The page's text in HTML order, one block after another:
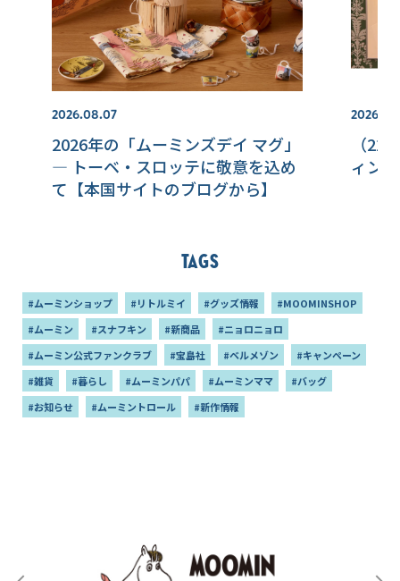
2026.08.07
2026年の「ムーミンズデイ マグ」
― トーベ・スロッテに敬意を込め
て【本国サイトのブログから】
（
ィン
Tags
#ムーミンショップ #リトルミイ #グッズ情報
#MOOMINSHOP
#ムーミン
#スナフキン #新商品
#ニョロニョロ
#ムーミン公式ファンクラブ
#宝島社 #ベルメゾン
#キャンペーン
#雑貨
#暮らし #ムーミンパパ #ムーミンママ
#バッグ
#お知らせ
#ムーミントロール #新作情報